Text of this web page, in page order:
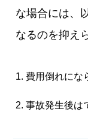
な場合には、
なるのを抑え
費用倒れにな
事故発生後は